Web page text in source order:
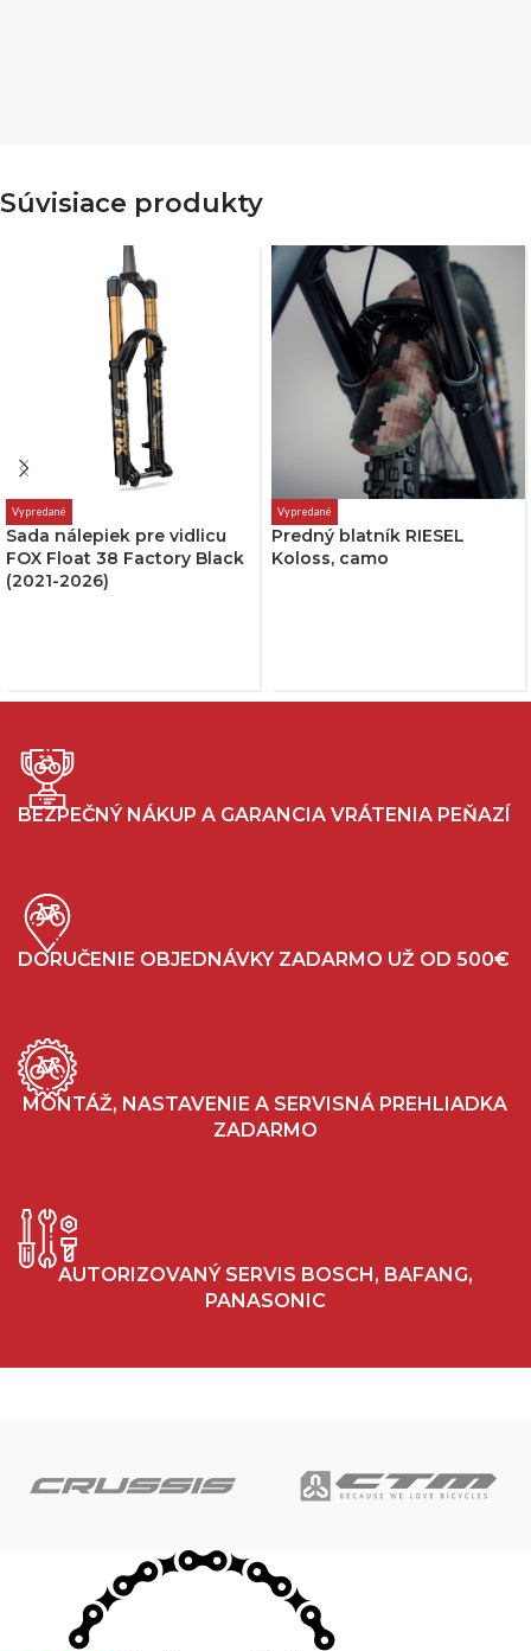
Súvisiace produkty
Vypredané
Sada nálepiek pre vidlicu
FOX Float 38 Factory Black
(2021-2026)
Vypredané
Predný blatník RIESEL
Koloss, camo
AUTORIZOVANÝ SERVIS BOSCH, BAFANG,
PANASONIC
MONTÁŽ, NASTAVENIE A SERVISNÁ PREHLIADKA
ZADARMO
DORUČENIE OBJEDNÁVKY ZADARMO UŽ OD 500€
BEZPEČNÝ NÁKUP A GARANCIA VRÁTENIA PEŇAZÍ